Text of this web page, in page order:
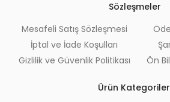
Sözleşmeler
Mesafeli Satış Sözleşmesi
İptal ve İade Koşulları
Gizlilik ve Güvenlik Politikası
Ön
Ürün